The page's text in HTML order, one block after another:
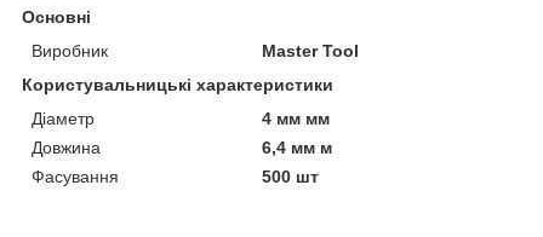
Основні
Виробник
Master Tool
Користувальницькі характеристики
Діаметр
4 мм мм
Довжина
6,4 мм м
Фасування
500 шт